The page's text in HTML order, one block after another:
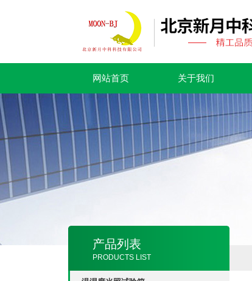
网站首页 关于我们
产品列表
PRODUCTS LIST